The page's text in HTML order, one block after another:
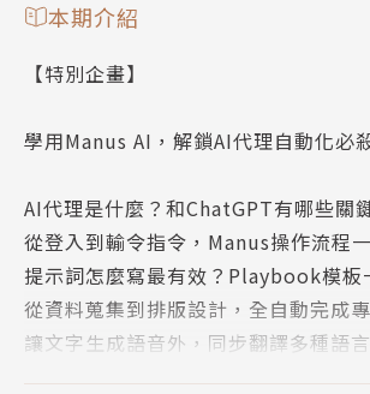
本期介紹
【特別企畫】
學用Manus AI，解鎖AI代理自動化必
AI代理是什麼？和ChatGPT有哪些關
從登入到輸令指令，Manus操作流程
提示詞怎麼寫最有效？Playbook模板
從資料蒐集到排版設計，全自動完成
讓文字生成語音外，同步翻譯多種語言